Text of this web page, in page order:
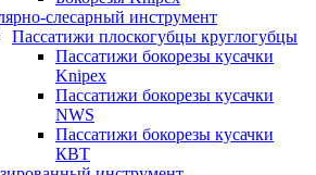
слесарный инструмент
Пассатижи плоскогубцы круглогубцы
Пассатижи бокорезы кусачки
Knipex
Пассатижи бокорезы кусачки
NWS
Пассатижи бокорезы кусачки
КВТ